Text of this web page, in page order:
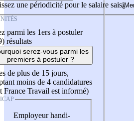
une périodicité pour le salaire saisi
parmi les 1ers à postuler
résultats
serez-vous parmi les
premiers à postuler ?
de plus de 15 jours,
moins de 4 candidatures
France Travail est informé)
Employeur handi-